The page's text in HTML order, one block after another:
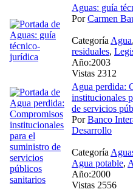
Aguas: guía
PorCarmen
Categoría Agua,
residuales,
Año:2003
Vistas 2312
Agua perdida:
institucionales
de servicios
PorBanco
Desarrollo
Categoría
Agua potable,
Año:2000
Vistas 2556